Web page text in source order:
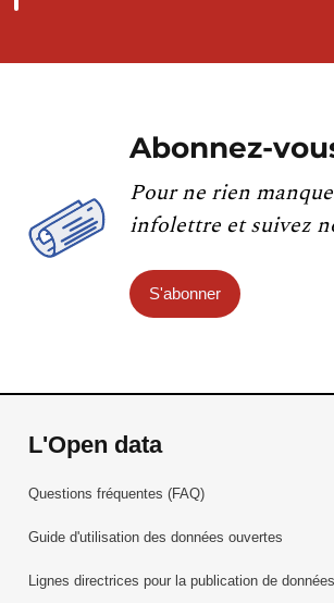
Abonnez-
Pour ne rien
infolettre et suivez
S'abonner
L'Open data
Questions fréquentes (FAQ)
Guide d'utilisation des données ouvertes
Lignes directrices pour la publication de données